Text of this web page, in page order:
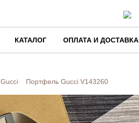
КАТАЛОГ ОПЛАТА И ДОСТАВКА
Gucci Портфель Gucci V143260